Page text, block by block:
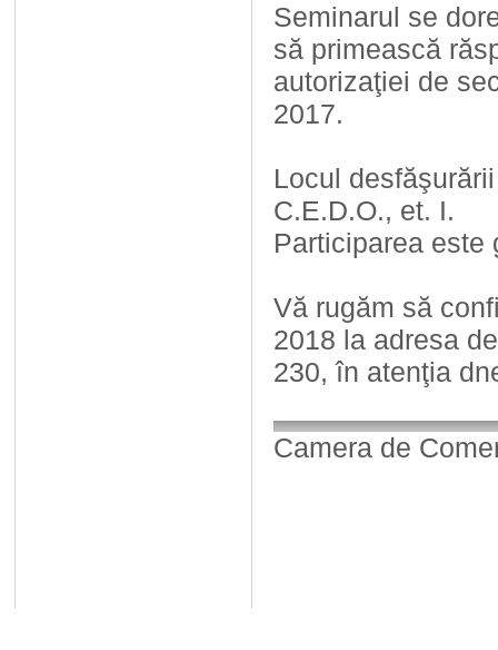
Seminarul se
să primească
autorizaţiei de
2017.
Locul
C.E.D.O., et. I.
Participarea este
Vă rugăm să
2018 la adresa
230, în atenţia
Camera de